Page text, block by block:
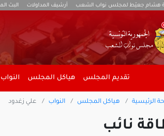
هشام جعيّط لمجلس نواب الشعب أرشيف المداولات البث
تقديم المجلس هياكل المجلس النواب
الرئيسية هياكل المجلس النواب علي زغدود
نائب